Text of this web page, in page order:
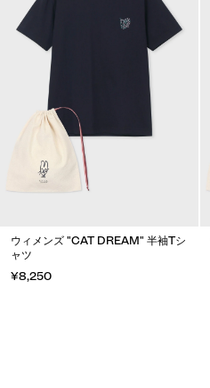
ウィメンズ "CAT DREAM" 半袖Tシ
ャツ
¥8,250